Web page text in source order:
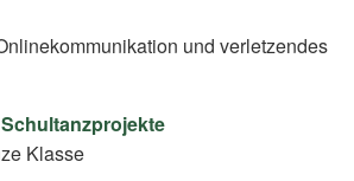
und verletzendes
Klasse